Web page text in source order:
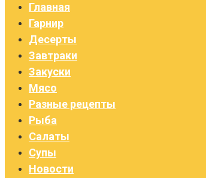
Главная
Гарнир
Десерты
Завтраки
Закуски
Мясо
Разные рецепты
Рыба
Салаты
Супы
Новости